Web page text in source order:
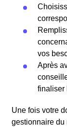
vos
Après
finaliser
Une fois votre
gestionnaire du